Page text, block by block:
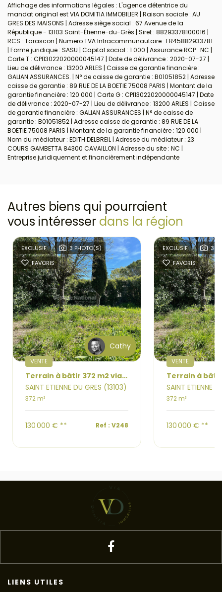
Affichage des informations légales : L'agence détentrice du
mandat original est VIA DOMITIA IMMOBILIER | Raison sociale : AU
GRES DES MAISONS | Adresse siège social : 67 Avenue de la
République - 13103 Saint-Étienne-du-Grès | Siret : 88293378100016 |
RCS : Tarascon | Numero TVA Intracommunautaire : FR45882933781
| Forme juridique : SASU | Capital social : 1 000 | Assurance RCP : NC |
Carte T : CPI13022020000045147 | Date de délivrance : 2020-07-27 |
Lieu de délivrance : 13200 ARLES | Caisse de garantie financière :
GALIAN ASSURANCES. | N° de caisse de garantie : B01051852 | Adresse
caisse de garantie : 89 RUE DE LA BOETIE 75008 PARIS | Montant de la
garantie financière : 120 000 | Carte G : CPI13022020000045147 | Date
de délivrance : 2020-07-27 | Lieu de délivrance : 13200 ARLES | Caisse
de garantie financière : GALIAN ASSURANCES | N° de caisse de
garantie : B01051852 | Adresse caisse de garantie : 89 RUE DE LA
BOETIE 75008 PARIS | Montant de la garantie financière : 120 000 |
Nom du médiateur : EDITH DELBREIL | Adresse du médiateur : 23
COURS GAMBETTA 84300 CAVAILLON | Adresse du site : NC |
Entreprise juridiquement et financièrement indépendante
Autres biens qui pourraient
vous intéresser dans la région
EXCLUSIF
3 PHOTO(S)
FAVORIS
Cathy
VENTE
Terrain à bâtir 372 m2 viabilisé
SAINT ETIENNE DU GRES (13103)
372 m²
130 000 € ** Ref : V248
EXCLUSIF
3
FAVORIS
VENTE
SAINT ETIENNE
372 m²
130 000 € **
LIENS UTILES